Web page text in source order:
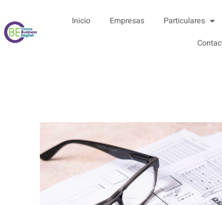
Inicio Empresas Particulares